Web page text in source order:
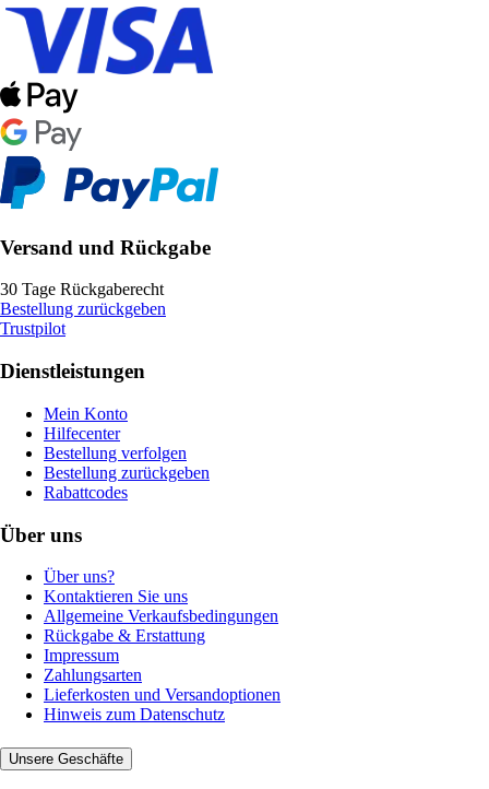
Versand und Rückgabe
30 Tage Rückgaberecht
Bestellung zurückgeben
Trustpilot
Dienstleistungen
Mein Konto
Hilfecenter
Bestellung verfolgen
Bestellung zurückgeben
Rabattcodes
Über uns
Über uns?
Kontaktieren Sie uns
Allgemeine Verkaufsbedingungen
Rückgabe & Erstattung
Impressum
Zahlungsarten
Lieferkosten und Versandoptionen
Hinweis zum Datenschutz
Unsere Geschäfte